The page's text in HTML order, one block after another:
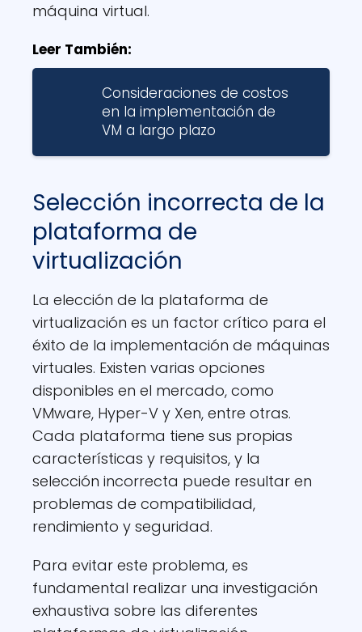
máquina virtual.
Leer También:
Consideraciones de costos
en la implementación de
VM a largo plazo
Selección incorrecta de la
plataforma de
virtualización
La elección de la plataforma de
virtualización es un factor crítico para el
éxito de la implementación de máquinas
virtuales. Existen varias opciones
disponibles en el mercado, como
VMware, Hyper-V y Xen, entre otras.
Cada plataforma tiene sus propias
características y requisitos, y la
selección incorrecta puede resultar en
problemas de compatibilidad,
rendimiento y seguridad.
Para evitar este problema, es
fundamental realizar una investigación
exhaustiva sobre las diferentes